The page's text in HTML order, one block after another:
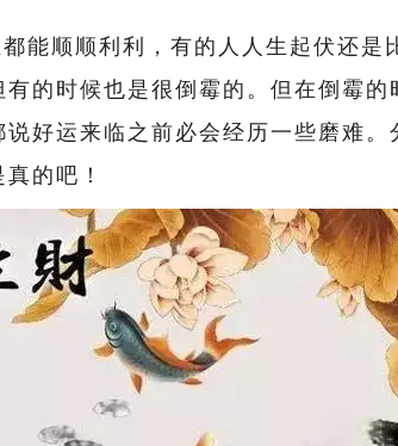
顺顺利利，有的人人生起伏还是
的时候也是很倒霉的。但在倒霉的
好运来临之前必会经历一些磨难。
的吧！